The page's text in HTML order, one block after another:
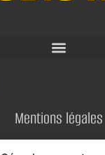
Mentions légales